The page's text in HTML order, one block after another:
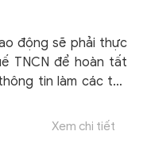
động sẽ phải thực
TNCN để hoàn tất
tin làm các thủ
mà ai cũng có thể
Xem chi tiết